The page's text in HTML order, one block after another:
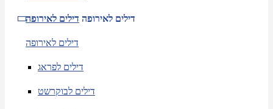
דילים לאירופה דילים לאירופה
דילים לאירופה
דילים לפראג
דילים לבוקרשט